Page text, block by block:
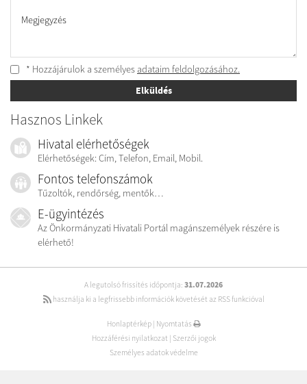
Megjegyzés
* Hozzájárulok a személyes adataim feldolgozásához.
Elküldés
Hasznos Linkek
Hivatal elérhetőségek
Elérhetőségek: Cím, Telefon, Email, Mobil.
Fontos telefonszámok
Tűzoltók, rendőrség, mentők…
E-ügyintézés
Az Önkormányzati Hivatali Portál magánszemélyek részére is
elérhető!
A legutolsó frissítés időpontja: 31.07.2026
használja ki a legfrissebb információk követését az RSS funkcióval
Honlaptérkép| Nyomtatás
Hozzáférési nyilatkozat
Szerzői jogok
Személyes adatok védelme